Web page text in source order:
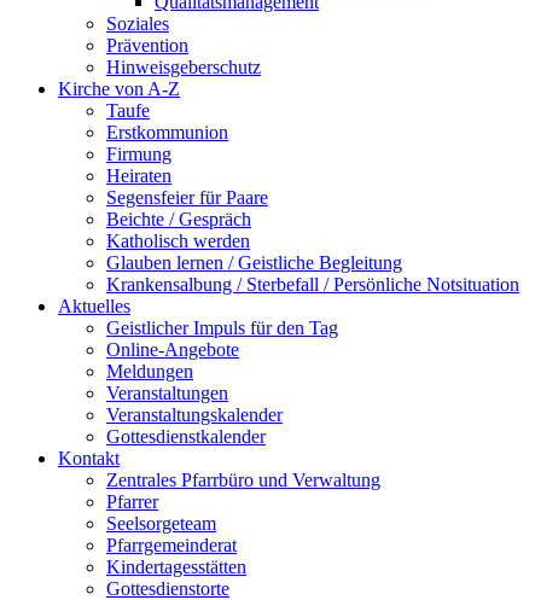
Soziales
Prävention
Hinweisgeberschutz
Kirche von A-Z
Taufe
Erst­kommunion
Firmung
Heiraten
Segensfeier für Paare
Beichte /​ Gespräch
Katholisch werden
Glauben lernen / Geistliche Begleitung
Krankensalbung / Sterbefall / Persönliche Notsituation
Aktuelles
Geistlicher Impuls für den Tag
Online-Angebote
Meldungen
Veranstaltungen
Veranstaltungskalender
Gottesdienstkalender
Kontakt
Zentrales Pfarrbüro und Verwaltung
Pfarrer
Seelsorgeteam
Pfarrgemeinderat
Kindertagesstätten
Gottesdienstorte